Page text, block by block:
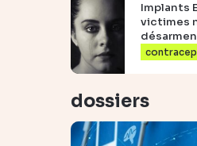
Implants
victimes
dossiers